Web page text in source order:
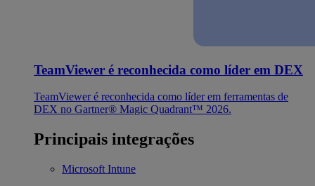
TeamViewer é reconhecida como líder em DEX
TeamViewer é reconhecida como líder em ferramentas de
DEX no Gartner® Magic Quadrant™ 2026.
Principais integrações
Microsoft Intune